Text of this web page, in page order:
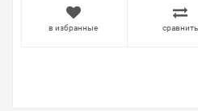
в избранные сравнить